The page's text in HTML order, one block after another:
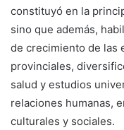
constituyó en la
sino que además,
de crecimiento de las
provinciales,
salud y estudios
relaciones humanas,
culturales y sociales.